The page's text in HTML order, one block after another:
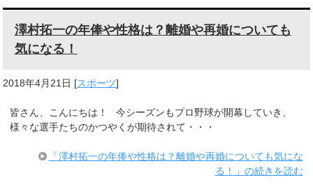
澤村拓一の年俸や性格は？離婚や再婚についても
気になる！
2018年4月21日 [スポーツ]
皆さん、こんにちは！ 今シーズンもプロ野球が開幕していき、
様々な選手たちのかつやくが期待されて・・・
「澤村拓一の年俸や性格は？離婚や再婚についても気にな
る！」の続きを読む